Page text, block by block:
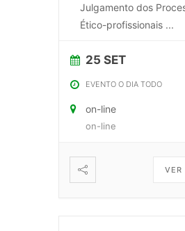
Julgamento dos
Ético-profissionais ...
25 SET
EVENTO O DIA TODO
on-line
on-line
VER